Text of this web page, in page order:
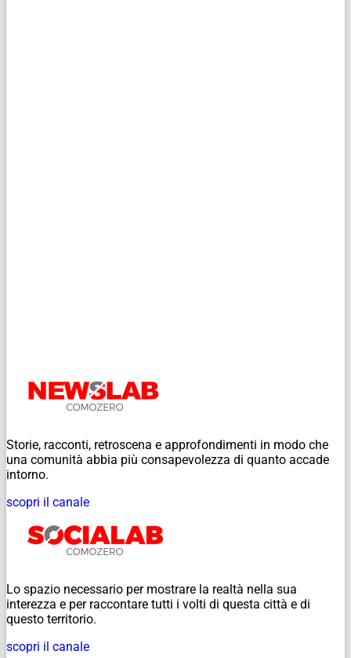
Storie, racconti, retroscena e approfondimenti in modo che
una comunità abbia più consapevolezza di quanto accade
intorno.
scopri il canale
Lo spazio necessario per mostrare la realtà nella sua
interezza e per raccontare tutti i volti di questa città e di
questo territorio.
scopri il canale